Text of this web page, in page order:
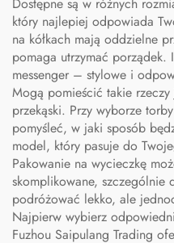
który najlepiej odpowiada
na kółkach mają oddzielne
pomaga utrzymać porządek.
messenger – stylowe i
Mogą pomieścić takie
przekąski. Przy wyborze
pomyśleć, w jaki sposób
model, który pasuje do
Pakowanie na wycieczkę
skomplikowane, szczególnie
podróżować lekko, ale
Najpierw wybierz odpowiedni
Fuzhou Saipulang Trading